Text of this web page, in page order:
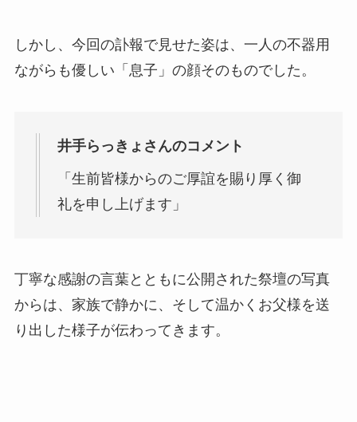
しかし、今回の訃報で見せた姿は、一人の不器用
ながらも優しい「息子」の顔そのものでした。
井手らっきょさんのコメント
「生前皆様からのご厚誼を賜り厚く御
礼を申し上げます」
丁寧な感謝の言葉とともに公開された祭壇の写真
からは、家族で静かに、そして温かくお父様を送
り出した様子が伝わってきます。